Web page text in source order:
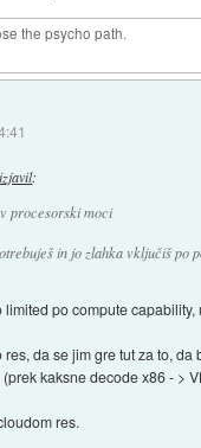
the psycho path.
izjavil:
procesorski moci
in jo zlahka vključiš po
po compute
da se jim gre tut za to,
kaksne decode x86 - >
res.